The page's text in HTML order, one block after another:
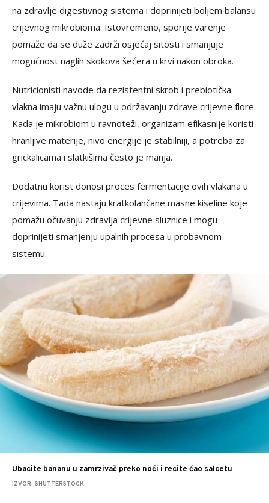
na zdravlje digestivnog sistema i doprinijeti boljem balansu
crijevnog mikrobioma. Istovremeno, sporije varenje
pomaže da se duže zadrži osjećaj sitosti i smanjuje
mogućnost naglih skokova šećera u krvi nakon obroka.
Nutricionisti navode da rezistentni skrob i prebiotička
vlakna imaju važnu ulogu u održavanju zdrave crijevne flore.
Kada je mikrobiom u ravnoteži, organizam efikasnije koristi
hranljive materije, nivo energije je stabilniji, a potreba za
grickalicama i slatkišima često je manja.
Dodatnu korist donosi proces fermentacije ovih vlakana u
crijevima. Tada nastaju kratkolančane masne kiseline koje
pomažu očuvanju zdravlja crijevne sluznice i mogu
doprinijeti smanjenju upalnih procesa u probavnom
sistemu.
Ubacite bananu u zamrzivač preko noći i recite ćao salcetu
IZVOR: SHUTTERSTOCK